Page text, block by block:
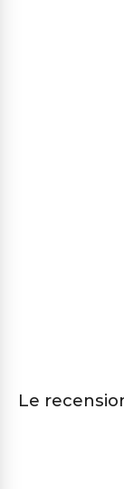
Le